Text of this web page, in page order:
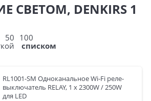
СВЕТОМ, DENKIRS 1
50 100
списком
RL1001-SM Одноканальное Wi-Fi реле-
выключатель RELAY, 1 x 2300W / 250W
для LED